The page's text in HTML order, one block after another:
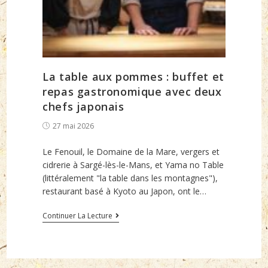
La table aux pommes : buffet et
repas gastronomique avec deux
chefs japonais
Post27 mai 2026
Le Fenouil, le Domaine de la Mare, vergers et
cidrerie à Sargé-lès-le-Mans, et Yama no Table
(littéralement "la table dans les montagnes"),
restaurant basé à Kyoto au Japon, ont le…
Continuer La Lecture
La
pommes